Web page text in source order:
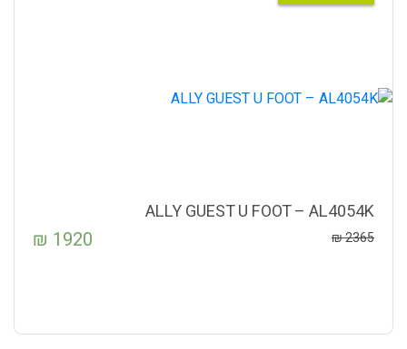
ALLY GUEST U FOOT – AL4054K
2365
₪
1920
₪